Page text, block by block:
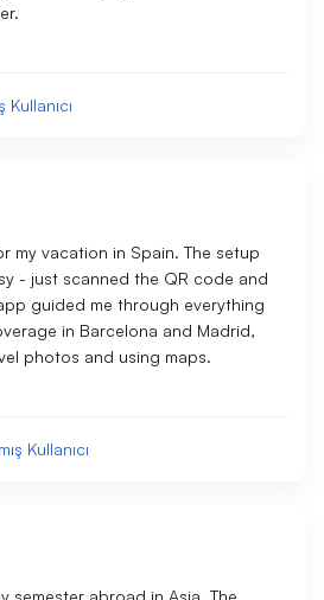
Kullanıcı
my vacation in Spain. The setup
- just scanned the QR code and
guided me through everything
in Barcelona and Madrid,
photos and using maps.
Kullanıcı
semester abroad in Asia. The